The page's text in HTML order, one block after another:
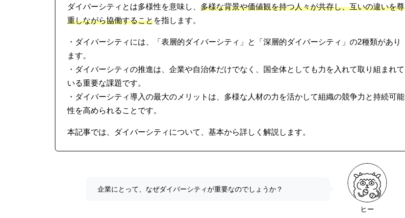
ダイバーシティとは多様性を意味し、 多様な背景や価値観を持つ人々が共存し、互いの違いを尊
重しながら協働することを指します。
・ダイバーシティには、「表層的ダイバーシティ」と「深層的ダイバーシティ」の2種類があり
ます。
・ダイバーシティの推進は、企業や自治体だけでなく、国全体としても力を入れて取り組まれて
いる重要な課題です。
・ダイバーシティ導入の最大のメリットは、多様な人材の力を活かして組織の競争力と持続可能
性を高められることです。
本記事では、ダイバーシティについて、基本から詳しく解説します。
ヒー
企業にとって、なぜダイバーシティが重要なのでしょうか？